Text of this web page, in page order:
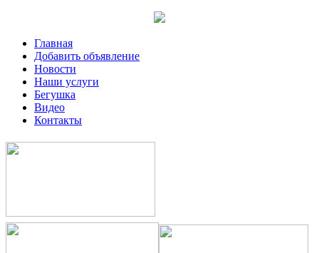
Главная
Добавить объявление
Новости
Наши услуги
Бегушка
Видео
Контакты